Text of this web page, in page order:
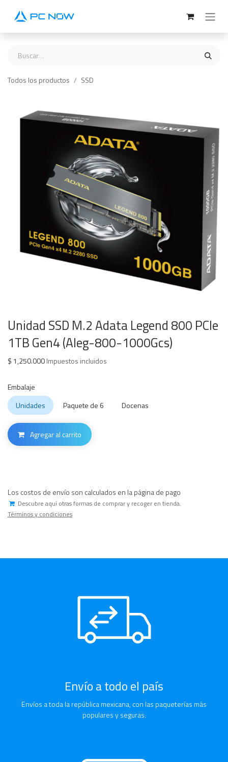
Todos los productos SSD
Unidad SSD M.2 Adata Legend 800 PCIe
1TB Gen4 (Aleg-800-1000Gcs)
$ 1,250.000Impuestos incluidos
Embalaje
Unidades
Paquete de 6 Docenas
Agregar al carrito
Los costos de envío son calculados en la página de pago
Descubre aquí otras formas de comprar y recoger en tienda.
Términos y condiciones
Envío a todo el país
Envíos a toda la república mexicana, con las paqueterías más
populares y seguras.